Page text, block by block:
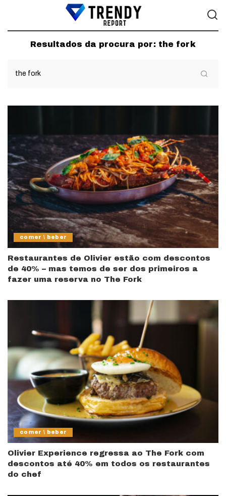
Resultados da procura por: the fork
comer \ beber
Restaurantes de Olivier estão com descontos
de 40% – mas temos de ser dos primeiros a
fazer uma reserva no The Fork
comer \ beber
Olivier Experience regressa ao The Fork com
descontos até 40% em todos os restaurantes
do chef